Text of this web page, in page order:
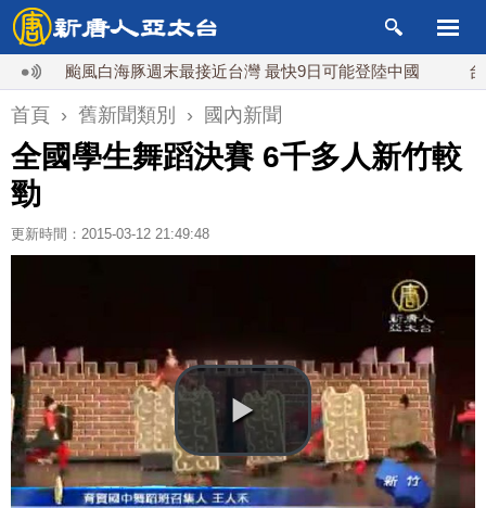
颱風白海豚週末最接近台灣 最快9日可能登陸中國 台灣
首頁 › 舊新聞類別 › 國內新聞
全國學生舞蹈決賽 6千多人新竹較
勁
更新時間：2015-03-12 21:49:48